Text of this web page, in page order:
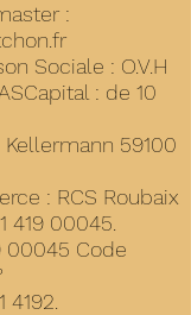
:
Sociale : O.V.H
: de 10
59100
: RCS Roubaix
419 00045
00045 Code
4192